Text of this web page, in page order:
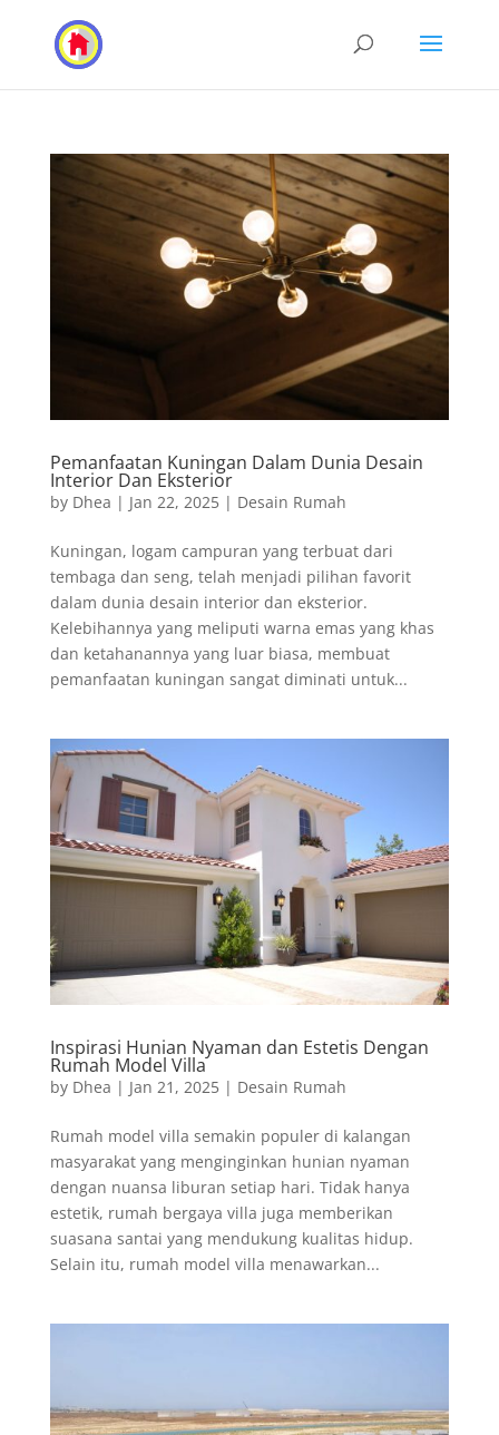
Pemanfaatan Kuningan Dalam Dunia Desain
Interior Dan Eksterior
by Dhea | Jan 22, 2025| Desain Rumah
Kuningan, logam campuran yang terbuat dari
tembaga dan seng, telah menjadi pilihan favorit
dalam dunia desain interior dan eksterior.
Kelebihannya yang meliputi warna emas yang khas
dan ketahanannya yang luar biasa, membuat
pemanfaatan kuningan sangat diminati untuk...
Inspirasi Hunian Nyaman dan Estetis Dengan
Rumah Model Villa
by Dhea | Jan 21, 2025| Desain Rumah
Rumah model villa semakin populer di kalangan
masyarakat yang menginginkan hunian nyaman
dengan nuansa liburan setiap hari. Tidak hanya
estetik, rumah bergaya villa juga memberikan
suasana santai yang mendukung kualitas hidup.
Selain itu, rumah model villa menawarkan...